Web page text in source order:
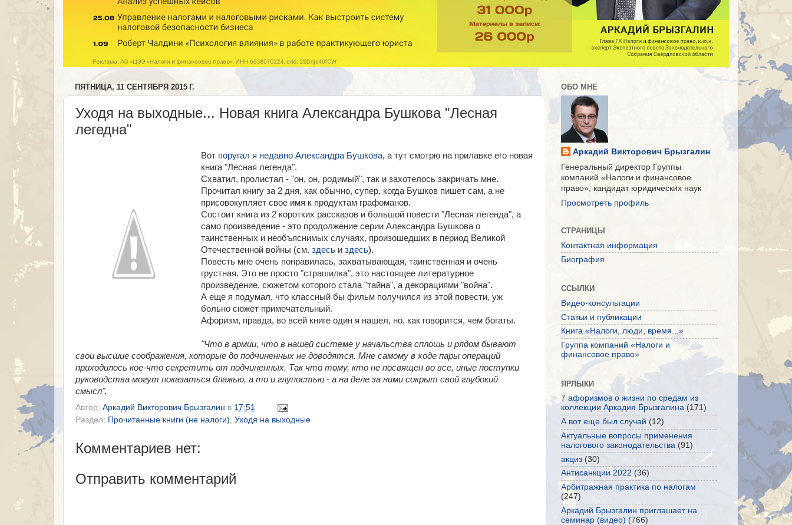
ПЯТНИЦА, 11 СЕНТЯБРЯ 2015 Г.
Уходя на выходные... Новая книга Александра Бушкова "Лесная
легедна"
Вот поругал я недавно Александра Бушкова, а тут смотрю на прилавке его новая
книга "Лесная легенда".
Схватил, пролистал - "он, он, родимый", так и захотелось закричать мне.
Прочитал книгу за 2 дня, как обычно, супер, когда Бушков пишет сам, а не
присовокупляет свое имя к продуктам графоманов.
Состоит книга из 2 коротких рассказов и большой повести "Лесная легенда", а
само произведение - это продолжение серии Александра Бушкова о
таинственных и необъяснимых случаях, произошедших в период Великой
Отечественной войны (см. здесь и здесь).
Повесть мне очень понравилась, захватывающая, таинственная и очень
грустная. Это не просто "страшилка", это настоящее литературное
произведение, сюжетом которого стала "тайна", а декорациями "война".
А еще я подумал, что классный бы фильм получился из этой повести, уж
больно сюжет примечательный.
Афоризм, правда, во всей книге один я нашел, но, как говорится, чем богаты.
"Что в армии, что в нашей системе у начальства сплошь и рядом бывают
свои высшие соображения, которые до подчиненных не доводятся. Мне самому в ходе пары операций
приходилось кое-что секретить от подчиненных. Так что тому, кто не посвящен во все, иные поступки
руководства могут показаться блажью, а то и глупостью - а на деле за ними сокрыт свой глубокий
смысл".
Автор: Аркадий Викторович Брызгалин в 17:51
Раздел: Прочитанные книги (не налоги) Уходя на выходные
Комментариев нет:
Отправить комментарий
ОБО МНЕ
Аркадий Викторович Брызгалин
Генеральный директор Группы
компаний «Налоги и финансовое
право», кандидат юридических наук
Просмотреть профиль
СТРАНИЦЫ
Контактная информация
Биография
ССЫЛКИ
Видео-консультации
Статьи и публикации
Книга «Налоги, люди, время...»
Группа компаний «Налоги и
финансовое право»
ЯРЛЫКИ
7 афоризмов о жизни по средам из
коллекции Аркадия Брызгалина (171)
А вот еще был случай (12)
Актуальные вопросы применения
налогового законодательства (91)
акциз (30)
Антисанкции 2022 (36)
Арбитражная практика по налогам
(247)
Аркадий Брызгалин приглашает на
семинар (видео) (766)